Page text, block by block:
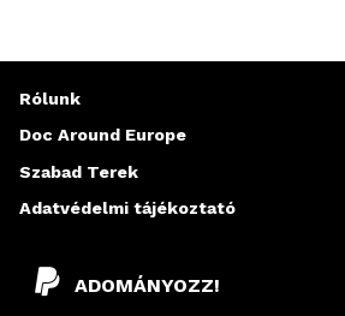
A
L
A
K
ADOMÁNYOZZ!
Rólunk
Doc Around Europe
Szabad Terek
Adatvédelmi tájékoztató